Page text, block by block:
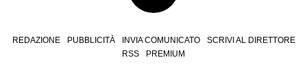
REDAZIONE PUBBLICITÀ INVIA COMUNICATO
SCRIVI AL DIRETTORE
RSS
PREMIUM